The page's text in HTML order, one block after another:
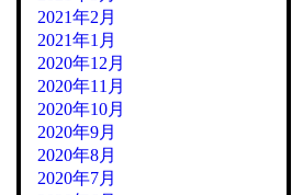
2021年2月
2021年1月
2020年12月
2020年11月
2020年10月
2020年9月
2020年8月
2020年7月